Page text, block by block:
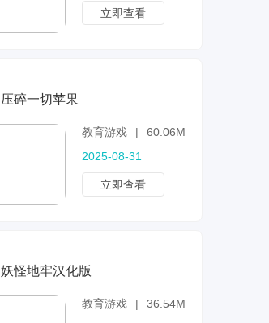
立即查看
压碎一切苹果
教育游戏 |
60.06MB
2025-08-31
立即查看
妖怪地牢汉化版
教育游戏 |
36.54MB